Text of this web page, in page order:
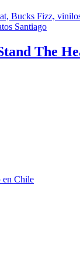
The
en Chile